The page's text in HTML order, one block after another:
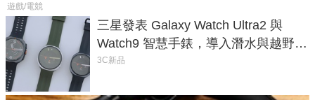
遊戲/電競
三星發表 Galaxy Watch Ultra2 與
Watch9 智慧手錶，導入潛水與越野跑
導航功能
3C新品